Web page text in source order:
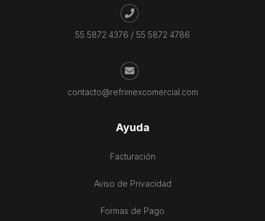
55 5872 4376 / 55 5872 4786
contacto@refrimexcomercial.com
Ayuda
Facturación
Aviso de Privacidad
Formas de Pago